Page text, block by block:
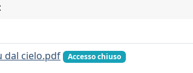
dal cielo.pdf
Accesso chiuso